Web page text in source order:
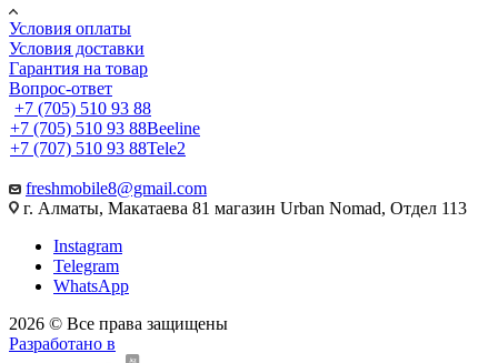
Условия оплаты
Условия доставки
Гарантия на товар
Вопрос-ответ
+7 (705) 510 93 88
+7 (705) 510 93 88Beeline
+7 (707) 510 93 88Tele2
freshmobile8@gmail.com
г. Алматы, Макатаева 81 магазин Urban Nomad, Отдел 113
Instagram
Telegram
WhatsApp
2026 © Все права защищены
Разработано в